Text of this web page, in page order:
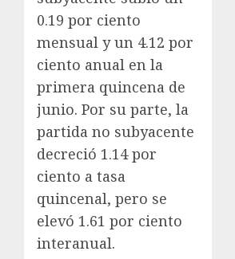
0.19 por ciento
mensual y un 4.12 por
ciento anual en la
primera quincena de
junio. Por su parte, la
partida no subyacente
decreció 1.14 por
ciento a tasa
quincenal, pero se
elevó 1.61 por ciento
interanual.